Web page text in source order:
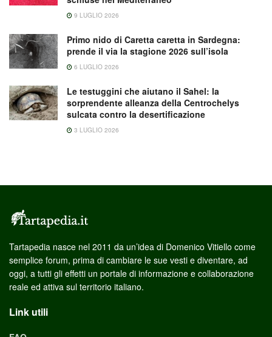
9 LUGLIO 2026
Primo nido di Caretta caretta in Sardegna:
prende il via la stagione 2026 sull’isola
6 LUGLIO 2026
Le testuggini che aiutano il Sahel: la
sorprendente alleanza della Centrochelys
sulcata contro la desertificazione
3 LUGLIO 2026
Tartapedia nasce nel 2011 da un’idea di Domenico Vitiello come
semplice forum, prima di cambiare le sue vesti e diventare, ad
oggi, a tutti gli effetti un portale di informazione e collaborazione
reale ed attiva sul territorio italiano.
Link utili